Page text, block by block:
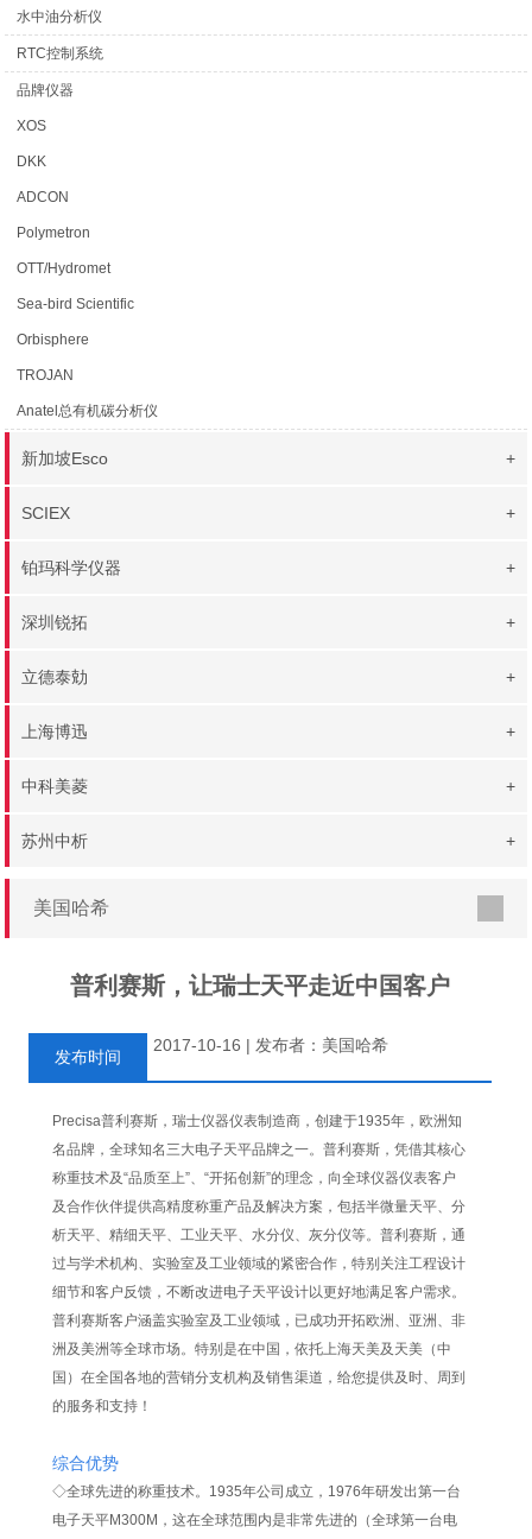
水中油分析仪
RTC控制系统
品牌仪器
XOS
DKK
ADCON
Polymetron
OTT/Hydromet
Sea-bird Scientific
Orbisphere
TROJAN
Anatel总有机碳分析仪
新加坡Esco +
SCIEX +
铂玛科学仪器 +
深圳锐拓 +
立德泰勀 +
上海博迅 +
中科美菱 +
苏州中析 +
美国哈希
普利赛斯，让瑞士天平走近中国客户
发布时间
2017-10-16 | 发布者：美国哈希
Precisa普利赛斯，瑞士仪器仪表制造商，创建于1935年，欧洲知
名品牌，全球知名三大电子天平品牌之一。普利赛斯，凭借其核心
称重技术及“品质至上”、“开拓创新”的理念，向全球仪器仪表客户
及合作伙伴提供高精度称重产品及解决方案，包括半微量天平、分
析天平、精细天平、工业天平、水分仪、灰分仪等。普利赛斯，通
过与学术机构、实验室及工业领域的紧密合作，特别关注工程设计
细节和客户反馈，不断改进电子天平设计以更好地满足客户需求。
普利赛斯客户涵盖实验室及工业领域，已成功开拓欧洲、亚洲、非
洲及美洲等全球市场。特别是在中国，依托上海天美及天美（中
国）在全国各地的营销分支机构及销售渠道，给您提供及时、周到
的服务和支持！
综合优势
◇全球先进的称重技术。1935年公司成立，1976年研发出第一台
电子天平M300M，这在全球范围内是非常先进的（全球第一台电